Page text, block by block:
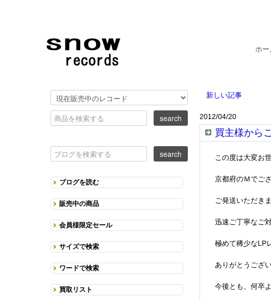
ホー
新しい記事
2012/04/20
買主様から
この度は大変お
京都府のＭでご
ご発送いただき
迅速ご丁寧なご
極めて稀少なLP
ありがとうござ
今後とも、何卒
ブログを読む
販売中の商品
会員様限定セール
サイズで検索
ワードで検索
買取リスト